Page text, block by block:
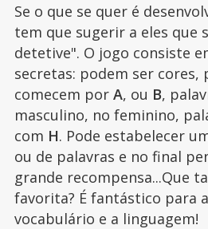
Se o que se quer é
tem que sugerir a eles que
detetive". O jogo consiste
secretas: podem ser cores,
comecem por A, ou B,
masculino, no feminino,
com H. Pode estabelecer
ou de palavras e no final
grande recompensa...Que
favorita? É fantástico para
vocabulário e a linguagem!